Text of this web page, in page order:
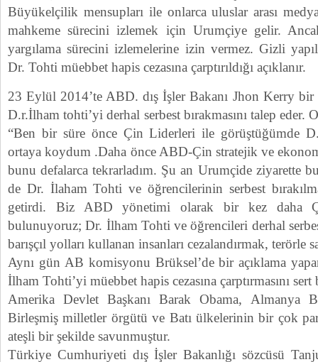
Büyükelçilik mensupları ile onlarca uluslar arası
mahkeme sürecini izlemek için Urumçiye gelir.
yargılama sürecini izlemelerine izin vermez. Gizli
Dr. Tohti müebbet hapis cezasına çarptırıldığı açıklanır.
23 Eylül 2014’te ABD. dış İşler Bakanı Jhon Kerry bir
D.r.İlham tohti’yi derhal serbest bırakmasını talep eder.
“Ben bir süre önce Çin Liderleri ile görüştüğümde
ortaya koydum .Daha önce ABD-Çin stratejik ve
bunu defalarca tekrarladım. Şu an Urumçide ziyarette
de Dr. İlaham Tohti ve öğrencilerinin serbest
getirdi. Biz ABD yönetimi olarak bir kez daha
bulunuyoruz; Dr. İlham Tohti ve öğrencileri derhal
barışçıl yolları kullanan insanları cezalandırmak, terörle
Aynı gün AB komisyonu Brüksel’de bir açıklama
İlham Tohti’yi müebbet hapis cezasına çarptırmasını sert
Amerika Devlet Başkanı Barak Obama, Almanya
Birleşmiş milletler örgütü ve Batı ülkelerinin bir çok
ateşli bir şekilde savunmuştur.
Türkiye Cumhuriyeti dış İşler Bakanlığı sözcüsü